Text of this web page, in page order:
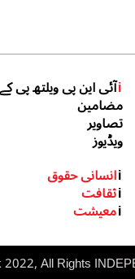
iآئی این پی ویلتھ پی کے
مضامین
تصاویر
ویڈیوز
iانسانی حقوق
iثقافت
iمعیشت
I